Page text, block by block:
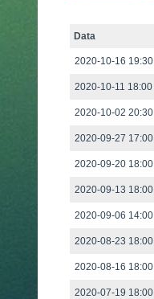
Data
2020-10-16 19:30
2020-10-11 18:00
2020-10-02 20:30
2020-09-27 17:00
2020-09-20 18:00
2020-09-13 18:00
2020-09-06 14:00
2020-08-23 18:00
2020-08-16 18:00
2020-07-19 18:00